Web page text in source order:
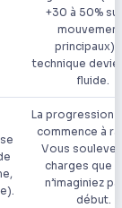
+30 à 50%
principaux).
technique
fluide.
La progression
commence à
Vous
charges que
n’imaginiez
début.